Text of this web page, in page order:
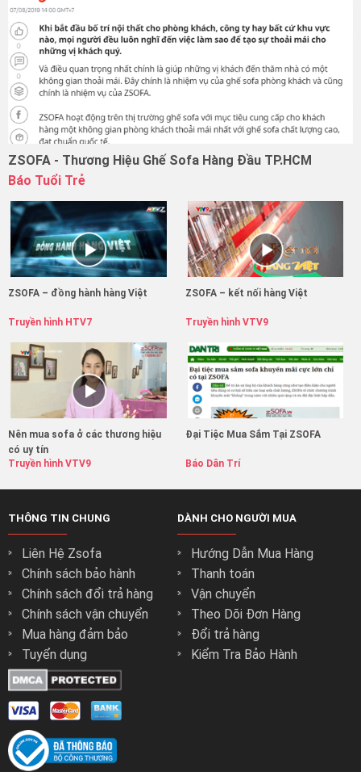
ZSOFA - Thương Hiệu Ghế Sofa Hàng Đầu TP.HCM
Báo Tuổi Trẻ
ZSOFA – đồng hành hàng Việt
Truyền hình HTV7
ZSOFA – kết nối hàng Việt
Truyền hình VTV9
Nên mua sofa ở các thương hiệu
có uy tín
Truyền hình VTV9
Đại Tiệc Mua Sắm Tại ZSOFA
Báo Dân Trí
THÔNG TIN CHUNG
Liên Hệ Zsofa
Chính sách bảo hành
Chính sách đổi trả hàng
Chính sách vận chuyển
Mua hàng đảm bảo
Tuyển dụng
DÀNH CHO NGƯỜI MUA
Hướng Dẫn Mua Hàng
Thanh toán
Vận chuyển
Theo Dõi Đơn Hàng
Đổi trả hàng
Kiểm Tra Bảo Hành